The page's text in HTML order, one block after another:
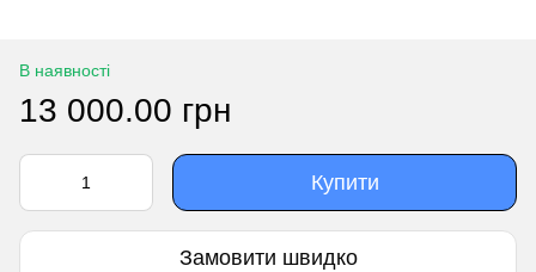
В наявності
13 000.00 грн
Купити
Замовити швидко